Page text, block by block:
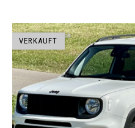
VERKAUFT